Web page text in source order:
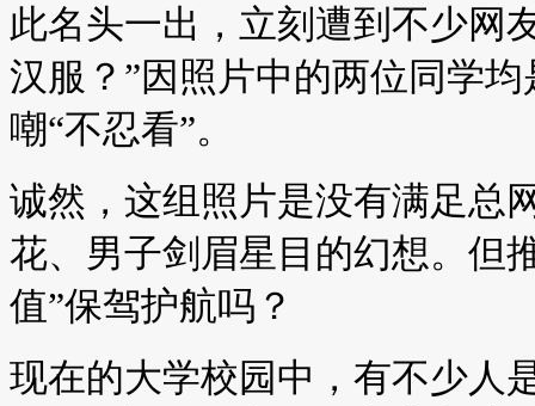
此名头一出，立刻遭到不少网
汉服？”因照片中的两位同学
嘲“不忍看”。
诚然，这组照片是没有满足总
花、男子剑眉星目的幻想。但
值”保驾护航吗？
现在的大学校园中，有不少人